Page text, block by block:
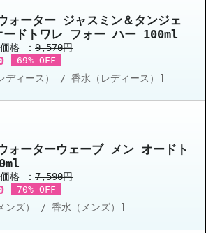
ォーター ジャスミン＆タンジェ
ドトワレ フォー ハー 100ml
格 ： 9,570円
69% OFF
ディース） / 香水（レディース）]
ォーターウェーブ メン オードト
格 ： 7,590円
70% OFF
ンズ） / 香水（メンズ）]